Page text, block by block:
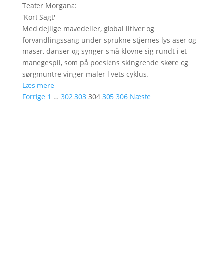
Teater Morgana:
'Kort Sagt'
Med dejlige mavedeller, global iltiver og
forvandlingssang under sprukne stjernes lys aser og
maser, danser og synger små klovne sig rundt i et
manegespil, som på poesiens skingrende skøre og
sørgmuntre vinger maler livets cyklus.
Læs mere
Forrige 1 … 302 303 304 305 306 Næste